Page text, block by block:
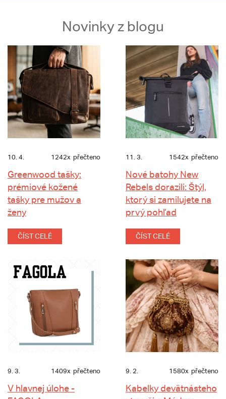
Novinky z blogu
10. 4. 1242x přečteno
Greenwood tašky:
prémiové kožené
tašky pre mužov a
ženy
ČÍST CELÉ
11. 3. 1542x přečteno
Nové batohy New
Rebels dorazili: Štýl,
ktorý si zamilujete na
prvý pohľad
ČÍST CELÉ
9. 3. 1409x přečteno
V hlavnej úlohe -
9. 2. 1580x přečteno
Kabelky devätnásteho